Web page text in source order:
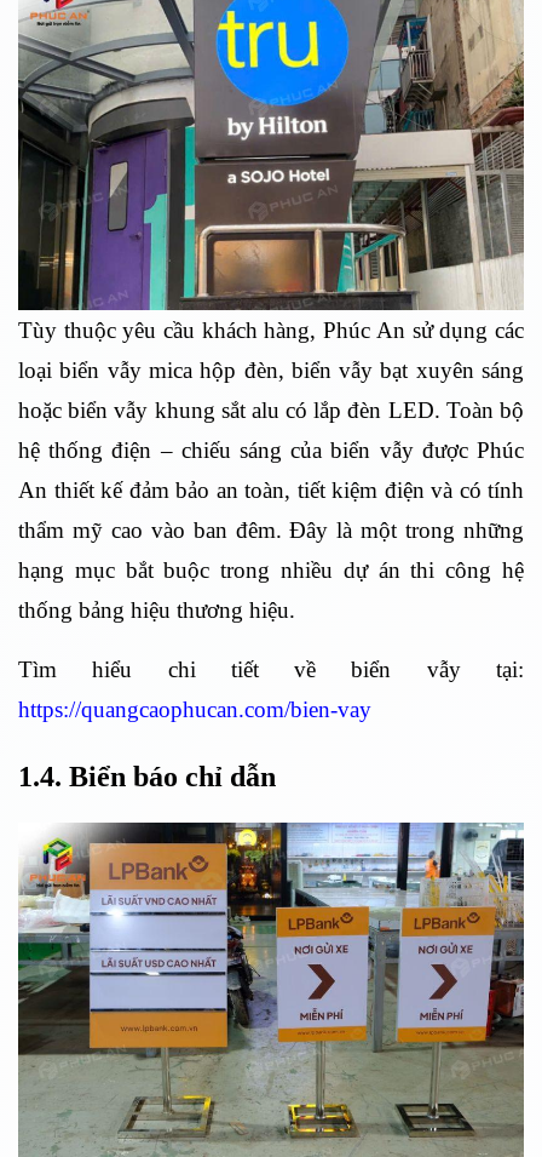
Tùy thuộc yêu cầu khách hàng, Phúc An sử dụng các
loại biển vẫy mica hộp đèn, biển vẫy bạt xuyên sáng
hoặc biển vẫy khung sắt alu có lắp đèn LED. Toàn bộ
hệ thống điện – chiếu sáng của biển vẫy được Phúc
An thiết kế đảm bảo an toàn, tiết kiệm điện và có tính
thẩm mỹ cao vào ban đêm. Đây là một trong những
hạng mục bắt buộc trong nhiều dự án thi công hệ
thống bảng hiệu thương hiệu.
Tìm hiểu chi tiết về biển vẫy tại:
https://quangcaophucan.com/bien-vay
1.4. Biển báo chỉ dẫn